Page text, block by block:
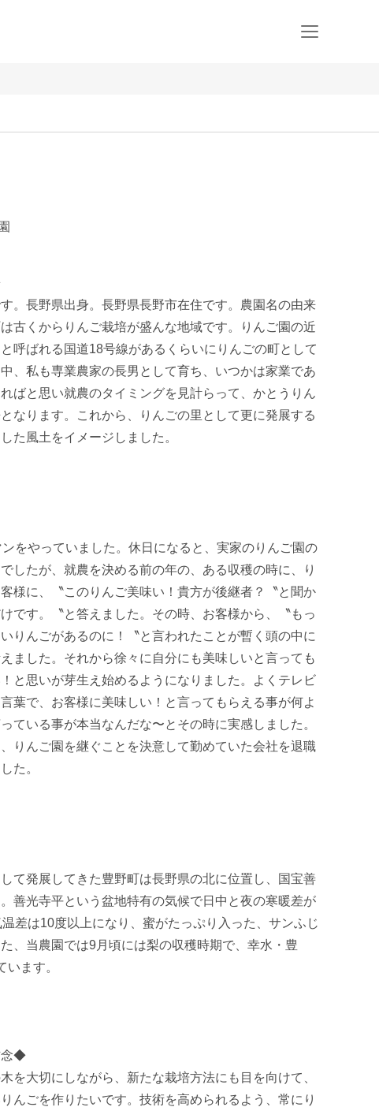
。長野県出身。長野県長野市在住です。農園名の由来
古くからりんご栽培が盛んな地域です。りんご園の近
呼ばれる国道18号線があるくらいにりんごの町として
、私も専業農家の長男として育ち、いつかは家業であ
ばと思い就農のタイミングを見計らって、かとうりん
なります。これから、りんごの里として更に発展する
た風土をイメージしました。
をやっていました。休日になると、実家のりんご園の
したが、就農を決める前の年の、ある収穫の時に、り
様に、〝このりんご美味い！貴方が後継者？〝と聞か
です。〝と答えました。その時、お客様から、〝もっ
りんごがあるのに！〝と言われたことが暫く頭の中に
ました。それから徐々に自分にも美味しいと言っても
と思いが芽生え始めるようになりました。よくテレビ
葉で、お客様に美味しい！と言ってもらえる事が何よ
ている事が本当なんだな〜とその時に実感しました。
りんご園を継ぐことを決意して勤めていた会社を退職
た。
て発展してきた豊野町は長野県の北に位置し、国宝善
善光寺平という盆地特有の気候で日中と夜の寒暖差が
差は10度以上になり、蜜がたっぷり入った、サンふじ
、当農園では9月頃には梨の収穫時期で、幸水・豊
ます。
念◆
を大切にしながら、新たな栽培方法にも目を向けて、
んごを作りたいです。技術を高められるよう、常にり